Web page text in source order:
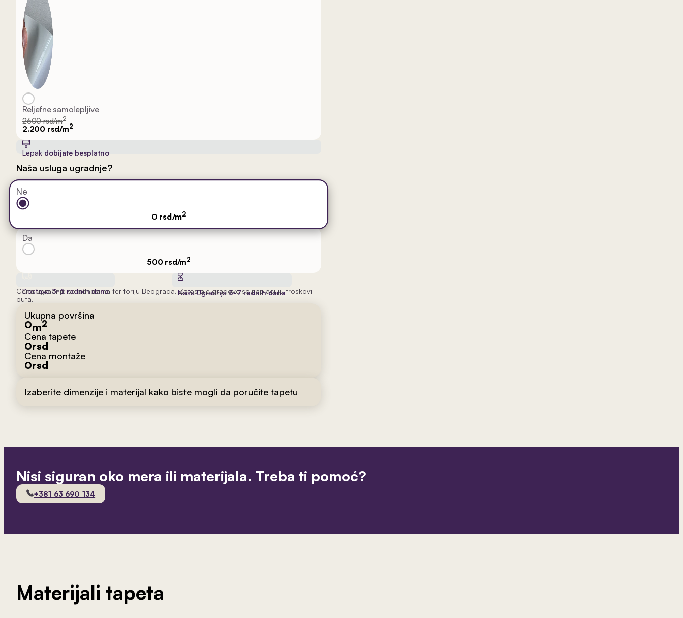
Reljefne samolepljive
2600 rsd/m2
2.200 rsd/m2
Lepak dobijate besplatno
Naša usluga ugradnje?
Ne
0 rsd/m2
Da
500 rsd/m2
Dostava3-5 radnih dana Naša Ugradnja5-7 radnih dana
Cena ugradnje se odnosi na teritoriju Beograda. Za ostale gradove se naplacuju troskovi
puta.
Ukupna površina
0m2
Cena tapete
0rsd
Cena montaže
0rsd
Izaberite dimenzije i materijal kako biste mogli da poručite tapetu
Nisi siguran oko mera ili materijala. Treba ti pomoć?
+381 63 690 134
Materijali tapeta